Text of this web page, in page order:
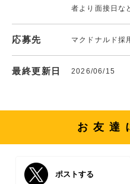
者より面接日な
応募先 マクドナルド採
最終更新日 2026/06/15
お友達
ポストする